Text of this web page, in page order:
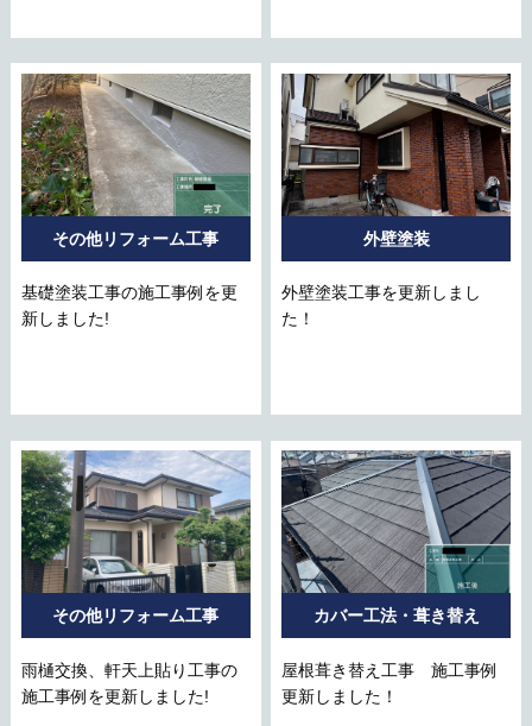
その他リフォーム工事
基礎塗装工事の施工事例を更
新しました!
外壁塗装
外壁塗装工事を更新しまし
た！
その他リフォーム工事
雨樋交換、軒天上貼り工事の
施工事例を更新しました!
カバー工法・葺き替え
屋根葺き替え工事 施工事例
更新しました！